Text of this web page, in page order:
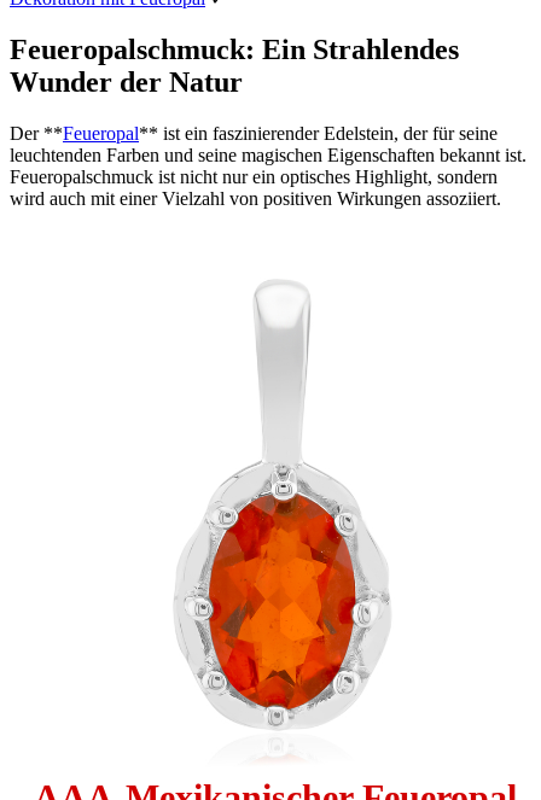
Feueropalschmuck: Ein Strahlendes
Wunder der Natur
Der **Feueropal** ist ein faszinierender Edelstein, der für seine
leuchtenden Farben und seine magischen Eigenschaften bekannt ist.
Feueropalschmuck ist nicht nur ein optisches Highlight, sondern
wird auch mit einer Vielzahl von positiven Wirkungen assoziiert.